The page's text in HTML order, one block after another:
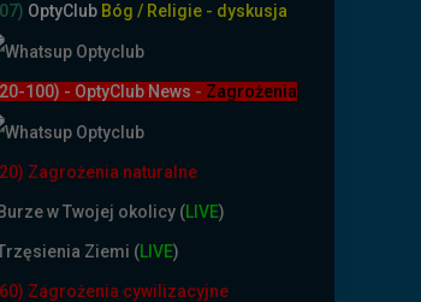
OptyClub Bóg / Religie - dyskusja
100) - OptyClub News - Zagrożenia
Zagrożenia naturalne
Burze w Twojej okolicy (LIVE)
Ziemi (LIVE)
Zagrożenia cywilizacyjne